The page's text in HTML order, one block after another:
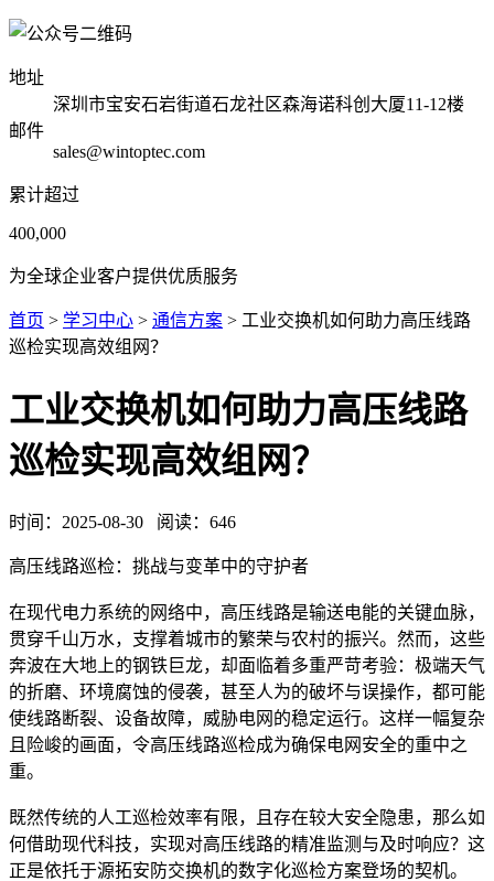
地址
深圳市宝安石岩街道石龙社区森海诺科创大厦11-12楼
邮件
sales@wintoptec.com
累计超过
400,000
为全球企业客户提供优质服务
首页 > 学习中心 > 通信方案 > 工业交换机如何助力高压线路
巡检实现高效组网？
工业交换机如何助力高压线路
巡检实现高效组网？
时间： 2025-08-30 阅读： 646
高压线路巡检：挑战与变革中的守护者
在现代电力系统的网络中，高压线路是输送电能的关键血脉，
贯穿千山万水，支撑着城市的繁荣与农村的振兴。然而，这些
奔波在大地上的钢铁巨龙，却面临着多重严苛考验：极端天气
的折磨、环境腐蚀的侵袭，甚至人为的破坏与误操作，都可能
使线路断裂、设备故障，威胁电网的稳定运行。这样一幅复杂
且险峻的画面，令高压线路巡检成为确保电网安全的重中之
重。
既然传统的人工巡检效率有限，且存在较大安全隐患，那么如
何借助现代科技，实现对高压线路的精准监测与及时响应？这
正是依托于源拓安防交换机的数字化巡检方案登场的契机。